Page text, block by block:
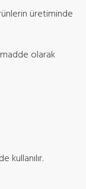
üretiminde
olarak
kullanılır.